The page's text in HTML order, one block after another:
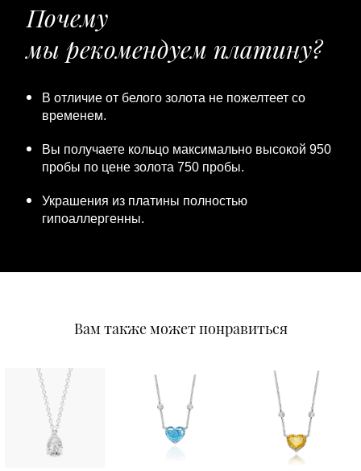
Почему
мы рекомендуем платину?
В отличие от белого золота не пожелтеет со
временем.
Вы получаете кольцо максимально высокой 950
пробы по цене золота 750 пробы.
Украшения из платины полностью
гипоаллергенны.
Вам также может понравиться